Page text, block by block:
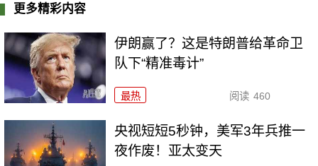
更多精彩内容
伊朗赢了？这是特朗普给革命卫
队下“精准毒计”
最热 阅读 460
央视短短5秒钟，美军3年兵推一
夜作废！亚太变天